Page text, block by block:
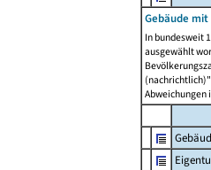
Gebäude
In bundesweit
ausgewählt
Abweichungen